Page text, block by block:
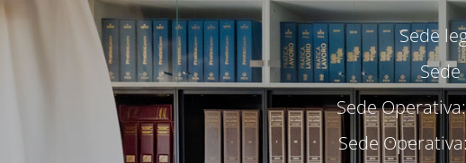
Sede
Sede
Sede
Sede